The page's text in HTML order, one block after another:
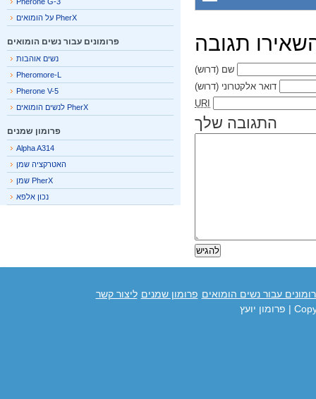
תגובה
שם(דרוש)
דואר אלקטרוני(דרוש)
URI
התגובה שלך
PherX על הומואים
פרומונים עבור נשים הומואים
נשים אוהבות
Pheromore-L
Pherone V-5
PherX לנשים הומואים
פרומון שמנים
Alpha A314
האטרקציה שמן
PherX שמן
נכון אלפא
עבור נשים הומואים פרומון שמנים ליצור קשר
| פרומון יועץ